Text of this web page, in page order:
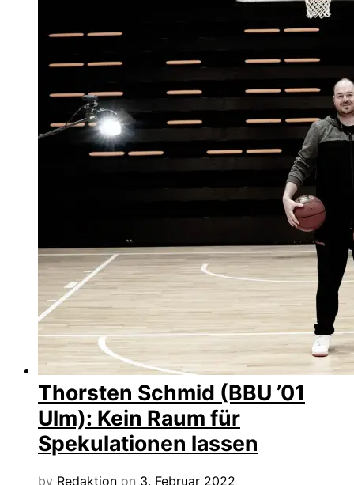
Thorsten Schmid (BBU ’01
Ulm): Kein Raum für
Spekulationen lassen
by Redaktion on 3. Februar 2022